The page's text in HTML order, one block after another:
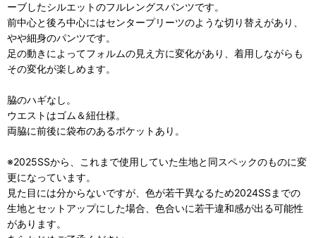
ーブしたシルエットのフルレングスパンツです。
前中心と後ろ中心にはセンタープリーツのような切り替えがあり、
やや細身のパンツです。
足の動きによってフォルムの見え方に変化があり、着用しながらも
その変化が楽しめます。
脇のハギなし。
ウエストはゴム＆紐仕様。
両脇に前後に袋布のあるポケットあり。
※2025SSから、これまで使用していた生地と同スペックのものに変
更になっています。
見た目には分からないですが、色が若干異なるため2024SSまでの
生地とセットアップにした場合、色合いに若干違和感が出る可能性
があります。